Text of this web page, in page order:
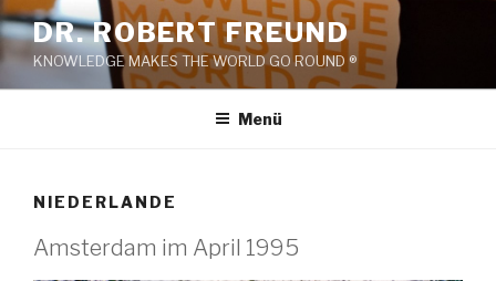
Zum
Inhalt
springen
DR. ROBERT FREUND
KNOWLEDGE MAKES THE WORLD GO ROUND ®
Menü
NIEDERLANDE
Amsterdam im April 1995